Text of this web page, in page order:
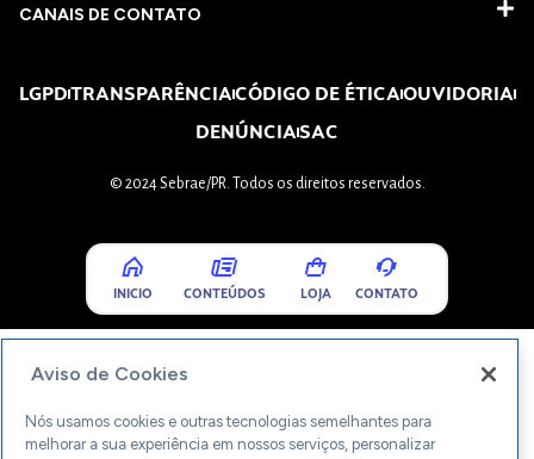
CANAIS DE CONTATO
LGPDTRANSPARÊNCIACÓDIGO DE ÉTICAOUVIDORIA
DENÚNCIASAC
© 2024 Sebrae/PR. Todos os direitos reservados.
INICIO CONTEÚDOS LOJA CONTATO
Aviso de Cookies
Nós usamos cookies e outras tecnologias semelhantes para
melhorar a sua experiência em nossos serviços, personalizar